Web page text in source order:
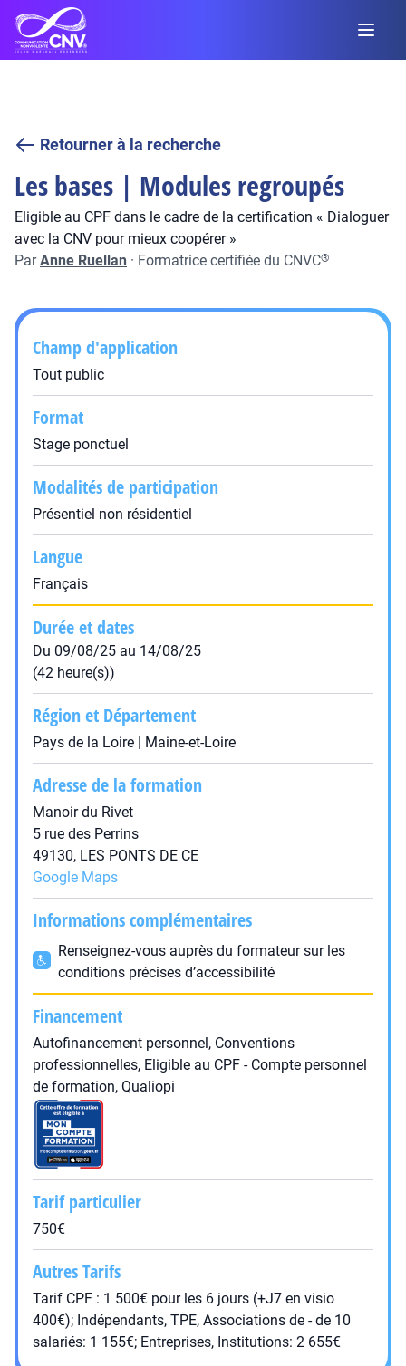
Retourner à la recherche
Les bases | Modules regroupés
Eligible au CPF dans le cadre de la certification « Dialoguer
avec la CNV pour mieux coopérer »
ParAnne Ruellan · Formatrice certifiée du CNVC®
Champ d'application
Tout public
Format
Stage ponctuel
Modalités de participation
Présentiel non résidentiel
Langue
Français
Durée et dates
Du 09/08/25 au 14/08/25
(42 heure(s))
Région et Département
Pays de la Loire | Maine-et-Loire
Adresse de la formation
Manoir du Rivet
5 rue des Perrins
49130, LES PONTS DE CE
Google Maps
Informations complémentaires
Renseignez-vous auprès du formateur sur les
conditions précises d’accessibilité
Financement
Autofinancement personnel, Conventions
professionnelles, Eligible au CPF - Compte personnel
de formation, Qualiopi
Tarif particulier
750€
Autres Tarifs
Tarif CPF : 1 500€ pour les 6 jours (+J7 en visio
400€); Indépendants, TPE, Associations de - de 10
salariés: 1 155€; Entreprises, Institutions: 2 655€